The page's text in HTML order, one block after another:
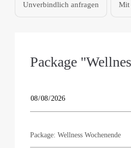
Unverbindlich anfragen Mit
Package